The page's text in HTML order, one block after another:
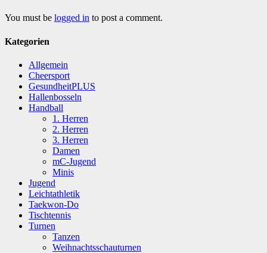
You must be logged in to post a comment.
Kategorien
Allgemein
Cheersport
GesundheitPLUS
Hallenbosseln
Handball
1. Herren
2. Herren
3. Herren
Damen
mC-Jugend
Minis
Jugend
Leichtathletik
Taekwon-Do
Tischtennis
Turnen
Tanzen
Weihnachtsschauturnen